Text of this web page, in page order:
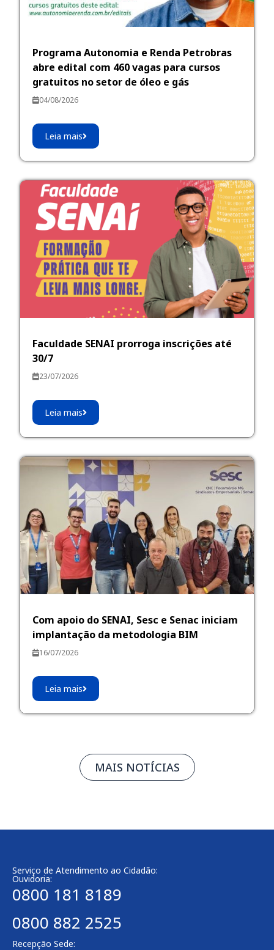
Programa Autonomia e Renda Petrobras
abre edital com 460 vagas para cursos
gratuitos no setor de óleo e gás
04/08/2026
Leia mais
Faculdade SENAI prorroga inscrições até
30/7
23/07/2026
Leia mais
Com apoio do SENAI, Sesc e Senac iniciam
implantação da metodologia BIM
16/07/2026
Leia mais
MAIS NOTÍCIAS
Serviço de Atendimento ao Cidadão:
Ouvidoria:
0800 181 8189
0800 882 2525
Recepção Sede: